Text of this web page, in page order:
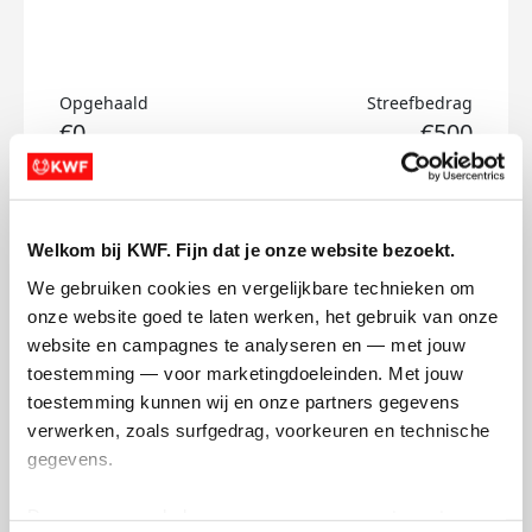
Welkom bij KWF. Fijn dat je onze website bezoekt.
We gebruiken cookies en vergelijkbare technieken om
onze website goed te laten werken, het gebruik van onze
website en campagnes te analyseren en — met jouw
toestemming — voor marketingdoeleinden. Met jouw
toestemming kunnen wij en onze partners gegevens
verwerken, zoals surfgedrag, voorkeuren en technische
gegevens.
Opgehaald
€0
Streefbedrag
€500
Doneer
Jerry's badges